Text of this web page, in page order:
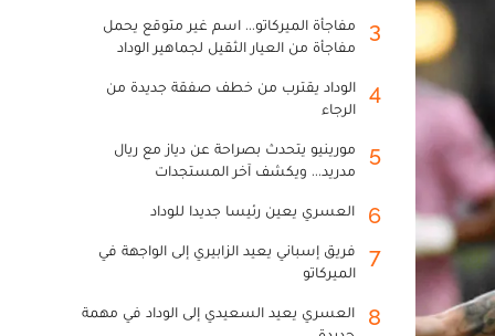
3
مفاجأة الميركاتو... اسم غير متوقع يحمل
مفاجأة من العيار الثقيل لجماهير الوداد
4
الوداد يقترب من خطف صفقة جديدة من
الرجاء
5
مورينيو يتحدث بصراحة عن دياز مع ريال
مدريد... ويكشف آخر المستجدات
6 العسري يعين رئيسا جديدا للوداد
7
فريق إسباني يعيد الزابيري إلى الواجهة في
الميركاتو
8
العسري يعيد السعيدي إلى الوداد في مهمة